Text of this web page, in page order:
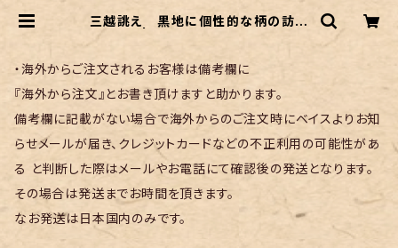
三越誂え 黒地に個性的な柄の訪問
・海外からご注文されるお客様は備考欄に
『海外から注文』とお書き頂けますと助かります。
備考欄に記載がない場合で海外からのご注文時にベイスよりお知
らせメールが届き、クレジットカードなどの不正利用の可能性があ
る と判断した際はメールやお電話にて確認後の発送となります。
その場合は発送までお時間を頂きます。
なお発送は日本国内のみです。